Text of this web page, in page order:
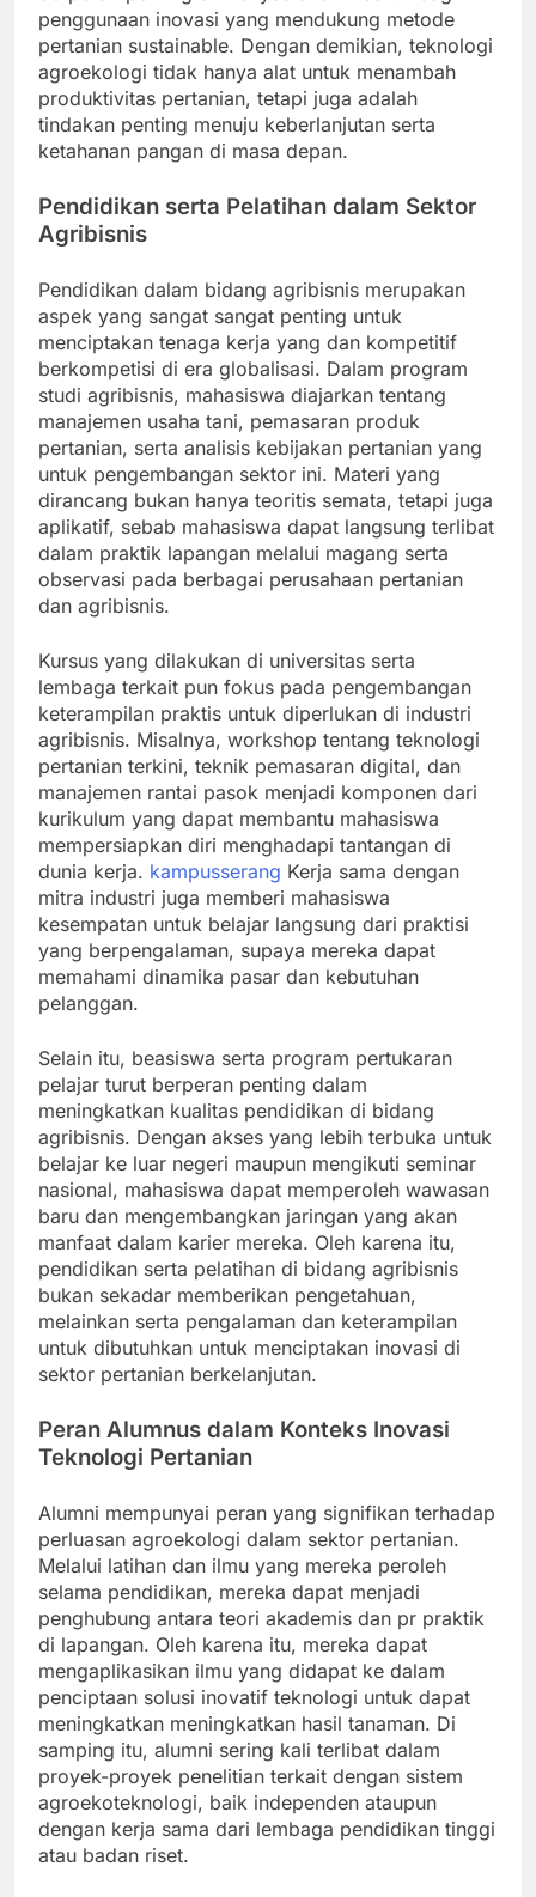
penggunaan inovasi yang mendukung metode
pertanian sustainable. Dengan demikian, teknologi
agroekologi tidak hanya alat untuk menambah
produktivitas pertanian, tetapi juga adalah
tindakan penting menuju keberlanjutan serta
ketahanan pangan di masa depan.
Pendidikan serta Pelatihan dalam Sektor
Agribisnis
Pendidikan dalam bidang agribisnis merupakan
aspek yang sangat sangat penting untuk
menciptakan tenaga kerja yang dan kompetitif
berkompetisi di era globalisasi. Dalam program
studi agribisnis, mahasiswa diajarkan tentang
manajemen usaha tani, pemasaran produk
pertanian, serta analisis kebijakan pertanian yang
untuk pengembangan sektor ini. Materi yang
dirancang bukan hanya teoritis semata, tetapi juga
aplikatif, sebab mahasiswa dapat langsung terlibat
dalam praktik lapangan melalui magang serta
observasi pada berbagai perusahaan pertanian
dan agribisnis.
Kursus yang dilakukan di universitas serta
lembaga terkait pun fokus pada pengembangan
keterampilan praktis untuk diperlukan di industri
agribisnis. Misalnya, workshop tentang teknologi
pertanian terkini, teknik pemasaran digital, dan
manajemen rantai pasok menjadi komponen dari
kurikulum yang dapat membantu mahasiswa
mempersiapkan diri menghadapi tantangan di
dunia kerja. kampusserang Kerja sama dengan
mitra industri juga memberi mahasiswa
kesempatan untuk belajar langsung dari praktisi
yang berpengalaman, supaya mereka dapat
memahami dinamika pasar dan kebutuhan
pelanggan.
Selain itu, beasiswa serta program pertukaran
pelajar turut berperan penting dalam
meningkatkan kualitas pendidikan di bidang
agribisnis. Dengan akses yang lebih terbuka untuk
belajar ke luar negeri maupun mengikuti seminar
nasional, mahasiswa dapat memperoleh wawasan
baru dan mengembangkan jaringan yang akan
manfaat dalam karier mereka. Oleh karena itu,
pendidikan serta pelatihan di bidang agribisnis
bukan sekadar memberikan pengetahuan,
melainkan serta pengalaman dan keterampilan
untuk dibutuhkan untuk menciptakan inovasi di
sektor pertanian berkelanjutan.
Peran Alumnus dalam Konteks Inovasi
Teknologi Pertanian
Alumni mempunyai peran yang signifikan terhadap
perluasan agroekologi dalam sektor pertanian.
Melalui latihan dan ilmu yang mereka peroleh
selama pendidikan, mereka dapat menjadi
penghubung antara teori akademis dan pr praktik
di lapangan. Oleh karena itu, mereka dapat
mengaplikasikan ilmu yang didapat ke dalam
penciptaan solusi inovatif teknologi untuk dapat
meningkatkan meningkatkan hasil tanaman. Di
samping itu, alumni sering kali terlibat dalam
proyek-proyek penelitian terkait dengan sistem
agroekoteknologi, baik independen ataupun
dengan kerja sama dari lembaga pendidikan tinggi
atau badan riset.